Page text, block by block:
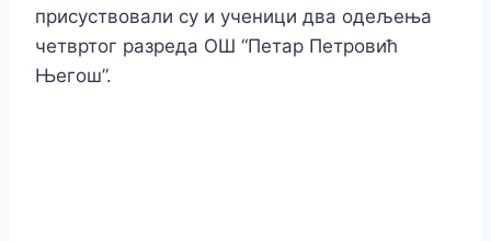
присуствовали су и ученици два одељења
четвртог разреда ОШ “Петар Петровић
Његош”.